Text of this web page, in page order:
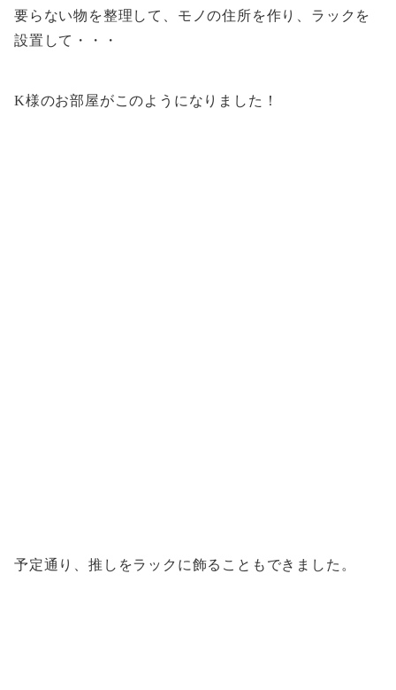
要らない物を整理して、モノの住所を作り、ラックを
設置して・・・
K様のお部屋がこのようになりました！
予定通り、推しをラックに飾ることもできました。